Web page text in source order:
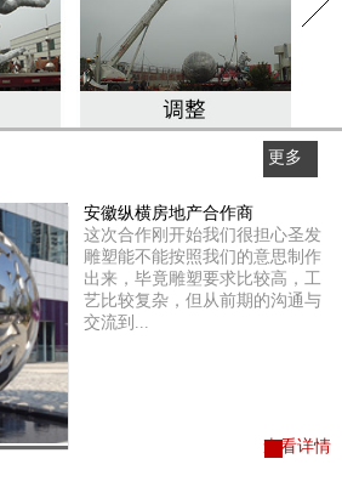
更多
查看详情
安徽纵横房地产合作商
这次合作刚开始我们很担心圣发
雕塑能不能按照我们的意思制作
出来，毕竟雕塑要求比较高，工
艺比较复杂，但从前期的沟通与
交流到...